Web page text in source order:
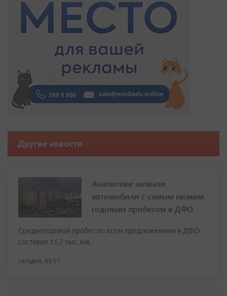
Другие новости
Аналитики назвали
автомобили с самым низким
годовым пробегом в ДФО
Среднегодовой пробег по всем предложениям в ДФО
составил 11,7 тыс. км.
сегодня, 09:51